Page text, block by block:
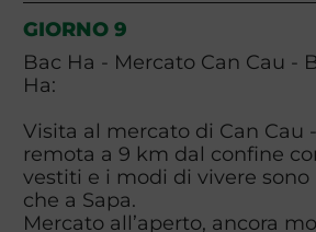
GIORNO 9
Bac Ha - Mercato Can Cau -
Ha:
Visita al mercato di Can Cau
remota a 9 km dal confine
vestiti e i modi di vivere
che a Sapa.
Mercato all’aperto, ancora